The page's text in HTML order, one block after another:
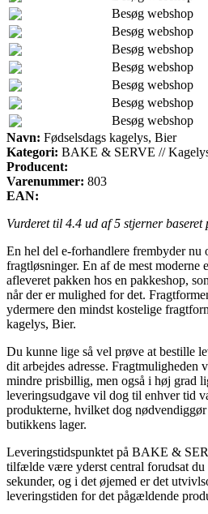
Besøg webshop
Besøg webshop
Besøg webshop
Besøg webshop
Besøg webshop
Besøg webshop
Besøg webshop
Navn: Fødselsdags kagelys, Bier
Kategori: BAKE & SERVE //
Producent:
Varenummer: 803
EAN:
Vurderet til 4.4 ud af 5 stjerner baseret
En hel del e-forhandlere frembyder nu
fragtløsninger. En af de mest
afleveret pakken hos en pakkeshop,
når der er mulighed for det.
ydermere den mindst kostelige
kagelys, Bier.
Du kunne lige så vel prøve at bestille
dit arbejdes adresse. Fragtmuligheden
mindre prisbillig, men også i høj grad
leveringsudgave vil dog til enhver tid
produkterne, hvilket dog
butikkens lager.
Leveringstidspunktet på BAKE &
tilfælde være yderst central forudsat du
sekunder, og i det øjemed er det
leveringstiden for det pågældende